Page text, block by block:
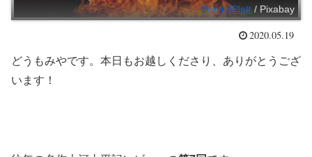
RonaldPlett / Pixabay
2020.05.19
どうもみやです。本日もお越しくださり、ありがとうござ
います！